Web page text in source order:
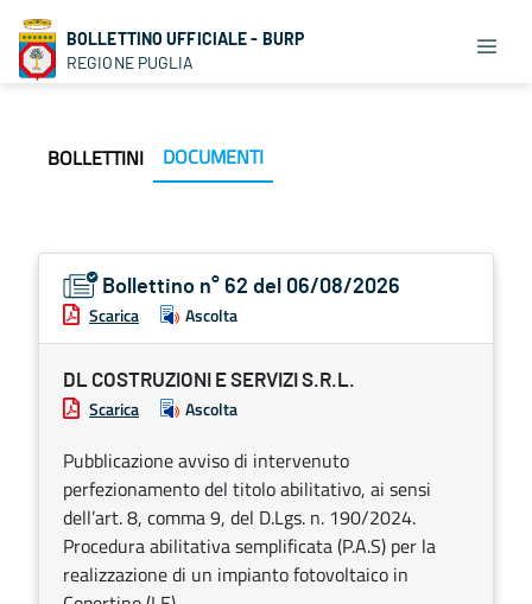
BOLLETTINO UFFICIALE - BURP
REGIONE PUGLIA
BOLLETTINI DOCUMENTI
Bollettino n° 62 del 06/08/2026
Scarica Ascolta
DL COSTRUZIONI E SERVIZI S.R.L.
Scarica Ascolta
Pubblicazione avviso di intervenuto
perfezionamento del titolo abilitativo, ai sensi
dell’art. 8, comma 9, del D.Lgs. n. 190/2024.
Procedura abilitativa semplificata (P.A.S) per la
realizzazione di un impianto fotovoltaico in